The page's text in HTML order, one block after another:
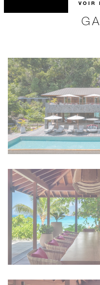
VOIR